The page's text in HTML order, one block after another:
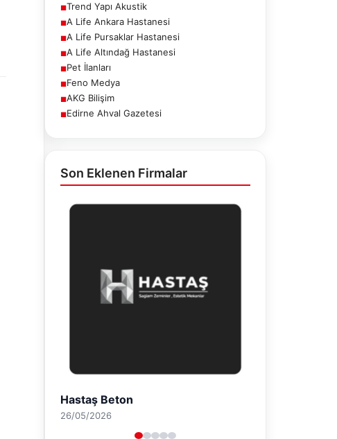
■Trend Yapı Akustik
■A Life Ankara Hastanesi
■A Life Pursaklar Hastanesi
■A Life Altındağ Hastanesi
■Pet İlanları
■Feno Medya
■AKG Bilişim
■Edirne Ahval Gazetesi
Son Eklenen Firmalar
Enes Kaplan Avukatlık Bürosu
28/04/2026